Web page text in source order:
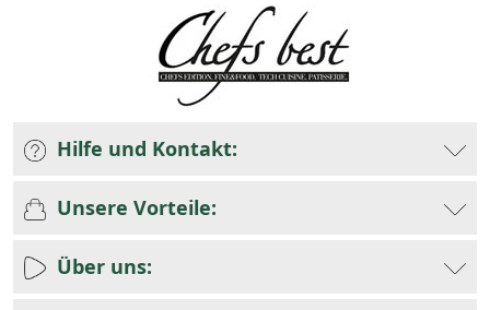
Hilfe und Kontakt:
Unsere Vorteile:
Über uns: